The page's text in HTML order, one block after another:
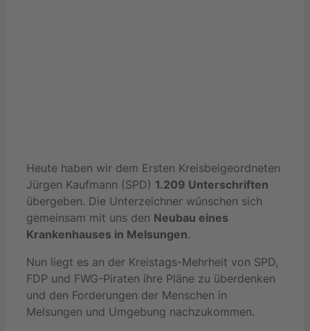
Heute haben wir dem Ersten Kreisbeigeordneten
Jürgen Kaufmann (SPD) 1.209 Unterschriften
übergeben. Die Unterzeichner wünschen sich
gemeinsam mit uns den Neubau eines
Krankenhauses in Melsungen.
Nun liegt es an der Kreistags-Mehrheit von SPD,
FDP und FWG-Piraten ihre Pläne zu überdenken
und den Forderungen der Menschen in
Melsungen und Umgebung nachzukommen.